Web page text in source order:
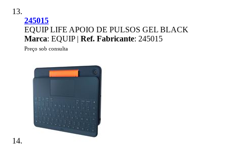
245015
EQUIP LIFE APOIO DE PULSOS GEL BLACK
Marca: EQUIP | Ref. Fabricante: 245015
Preço sob consulta